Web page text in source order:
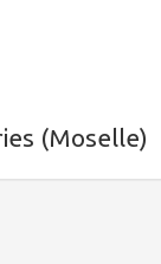
(Moselle)